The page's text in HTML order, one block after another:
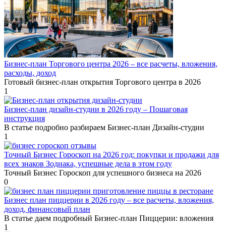
Бизнес-план Торгового центра 2026 – все расчеты, вложения,
расходы, доход
Готовый бизнес-план открытия Торгового центра в 2026
1
Бизнес-план дизайн-студии в 2026 году – Пошаговая
инструкция
В статье подробно разбираем Бизнес-план Дизайн-студии
1
Точный Бизнес Гороскоп на 2026 год: покупки и продажи для
всех знаков Зодиака, успешные дела в этом году
Точный Бизнес Гороскоп для успешного бизнеса на 2026
0
Бизнес план пиццерии в 2026 году – все расчеты, вложения,
доход, финансовый план
В статье даем подробный Бизнес-план Пиццерии: вложения
1